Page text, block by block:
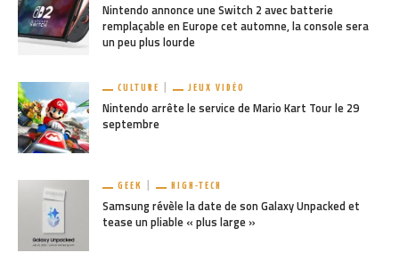
Nintendo annonce une Switch 2 avec batterie
remplaçable en Europe cet automne, la console sera
un peu plus lourde
CULTURE JEUX VIDÉO
Nintendo arrête le service de Mario Kart Tour le 29
septembre
GEEK HIGH-TECH
Samsung révèle la date de son Galaxy Unpacked et
tease un pliable « plus large »